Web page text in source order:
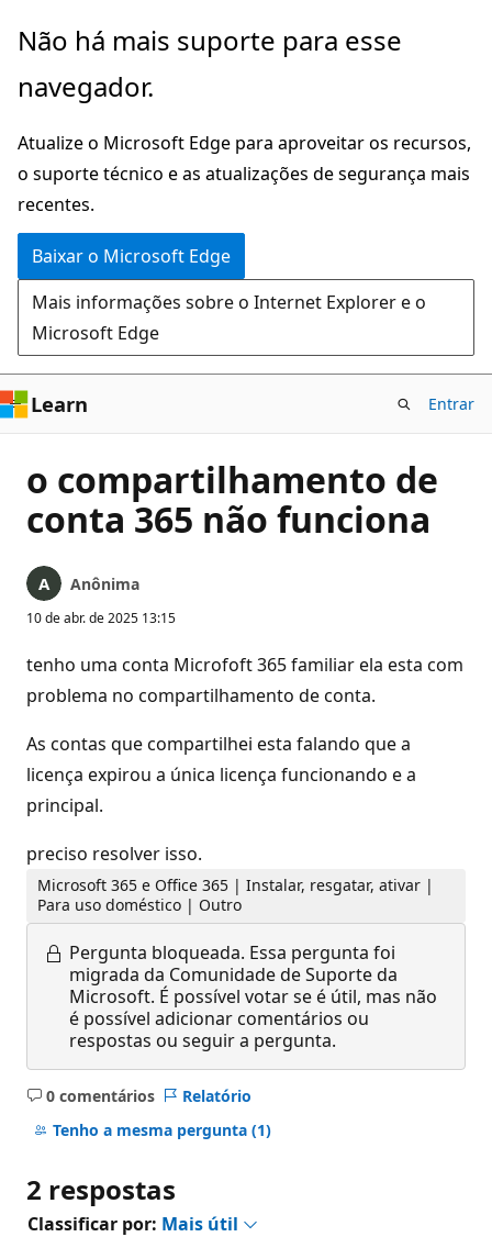
Pular
o
principal
Não há mais suporte para esse
navegador.
Atualize o Microsoft Edge para aproveitar os recursos,
o suporte técnico e as atualizações de segurança mais
recentes.
Baixar o Microsoft Edge
Mais informações sobre o Internet Explorer e o
Microsoft Edge
Learn Entrar
o compartilhamento de
conta 365 não funciona
Anônima
10 de abr. de 2025 13:15
tenho uma conta Microfoft 365 familiar ela esta com
problema no compartilhamento de conta.
As contas que compartilhei esta falando que a
licença expirou a única licença funcionando e a
principal.
preciso resolver isso.
Microsoft 365 e Office 365 | Instalar, resgatar, ativar |
Para uso doméstico | Outro
Pergunta bloqueada. Essa pergunta foi
migrada da Comunidade de Suporte da
Microsoft. É possível votar se é útil, mas não
é possível adicionar comentários ou
respostas ou seguir a pergunta.
0 comentários
Sem
comentários
Relatório
Tenho a mesma pergunta (1)
2 respostas
Classificar por: Mais útil